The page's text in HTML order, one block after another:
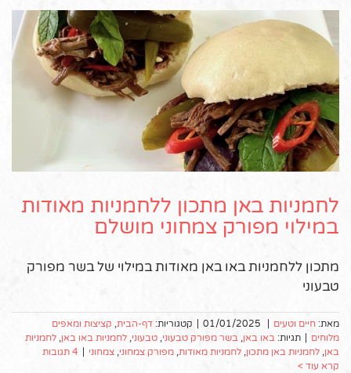
לחמניות באן מתכון ללחמניות מאודות
במילוי מפורק צמחוני מושלם
מתכון ללחמניות באו באן מאודות במילוי של בשר מפורק
טבעוני
מאת: חיים וטעים 01/01/2025 קטגוריות: דף-הבית, קציצות ומאפים
מלוחים
תגיות: באו באן, בשר מפורק טבעוני, טבעוני, לחמניות באו באן, לחמניות
באן, לחמניות באן מתכון, לחמניות מאודות, מפורק צמחוני, צמחוני
4 תגובות
קרא עוד >